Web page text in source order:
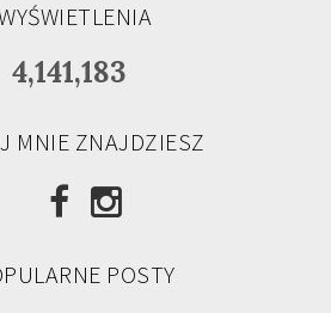
4,141,183
MNIE ZNAJDZIESZ
POSTY